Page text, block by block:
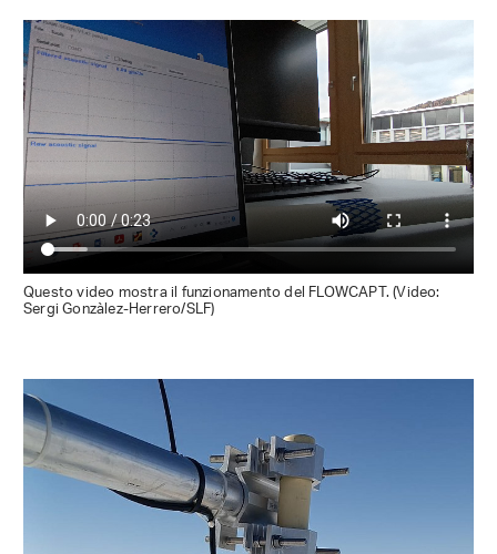
Questo video mostra il funzionamento del FLOWCAPT. (Video:
Sergi Gonzàlez-Herrero/SLF)